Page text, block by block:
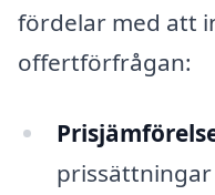
fördelar med att
offertförfrågan: